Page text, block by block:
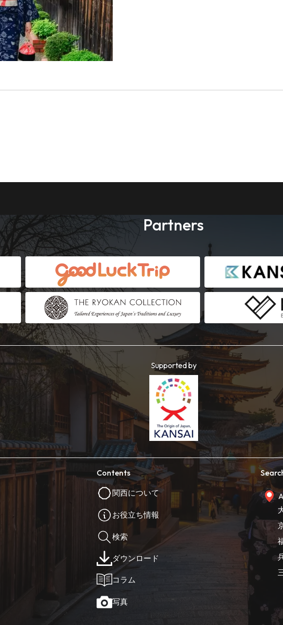
Partners
Supported by
Contents
関西について
お役立ち情報
検索
ダウンロード
コラム
写真